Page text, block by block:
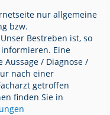
nur allgemeine
bzw.
Bestreben ist, so
Eine
/ Diagnose /
nach einer
getroffen
finden Sie in